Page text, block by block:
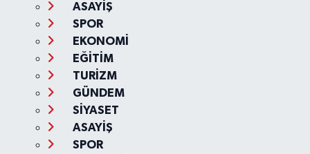
ASAYİŞ
SPOR
EKONOMİ
EĞİTİM
TURİZM
GÜNDEM
SİYASET
ASAYİŞ
SPOR